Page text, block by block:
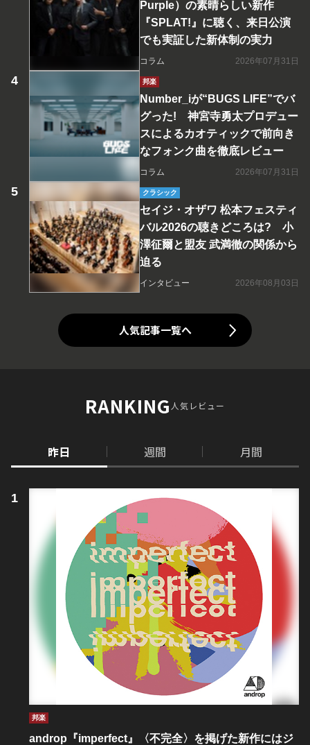
Purple）の素晴らしい新作
『SPLAT!』に聴く、来日公演
でも実証した新体制の実力
コラム 2026年07月31日
邦楽
Number_iが“BUGS LIFE”でバ
グった! 神宮寺勇太プロデュー
スによるカオティックで前向き
なフォンク曲を徹底レビュー
コラム 2026年07月31日
クラシック
セイジ・オザワ 松本フェスティ
バル2026の聴きどころは? 小
澤征爾と盟友 武満徹の関係から
迫る
インタビュー 2026年08月03日
人気記事一覧へ
RANKING人気レビュー
昨日 週間 月間
邦楽
androp『imperfect』〈不完全〉を掲げた新作にはジ